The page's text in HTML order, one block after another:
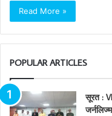
Read More »
POPULAR ARTICLES
सूरत :